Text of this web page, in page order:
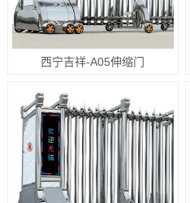
西宁吉祥-A05伸缩门